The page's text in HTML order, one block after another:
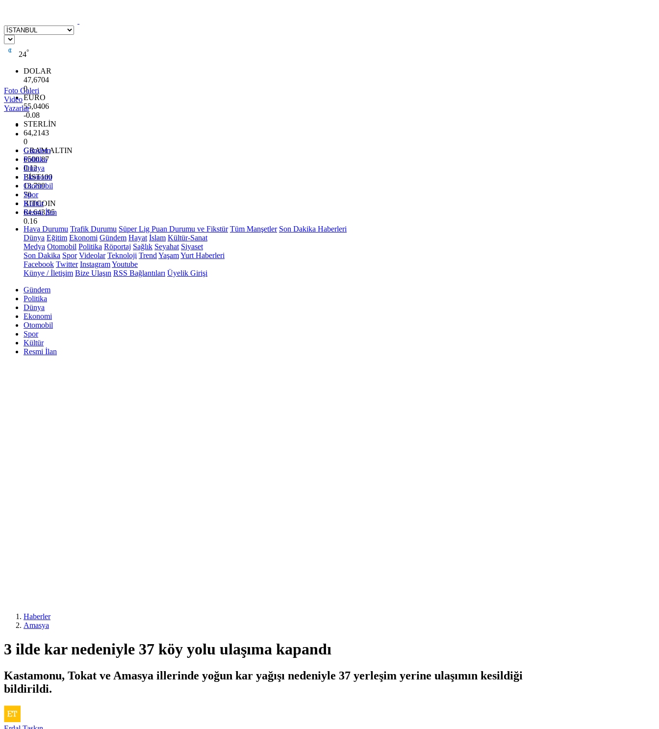
24°
DOLAR
47,6704
0
EURO
55,0406
-0.08
STERLİN
64,2143
0
GRAM ALTIN
6500.87
0.12
BİST100
13.799
70
BITCOIN
64.643,95
0.16
Foto Galeri
Video
Yazarlar
Gündem
Politika
Dünya
Ekonomi
Otomobil
Spor
Kültür
Resmi İlan
Hava Durumu Trafik Durumu Süper Lig Puan Durumu ve Fikstür Tüm Manşetler Son Dakika Haberleri
Dünya Eğitim Ekonomi Gündem Hayat İslam Kültür-Sanat
Medya Otomobil Politika Röportaj Sağlık Seyahat Siyaset
Son Dakika Spor Videolar Teknoloji Trend YaşamYurt Haberleri
Facebook Twitter InstagramYoutube
Künye / İletişim Bize Ulaşın RSS Bağlantıları Üyelik Girişi
Gündem
Politika
Dünya
Ekonomi
Otomobil
Spor
Kültür
Resmi İlan
Haberler
Amasya
3 ilde kar nedeniyle 37 köy yolu ulaşıma kapandı
Kastamonu, Tokat ve Amasya illerinde yoğun kar yağışı nedeniyle 37 yerleşim yerine ulaşımın kesildiği
bildirildi.